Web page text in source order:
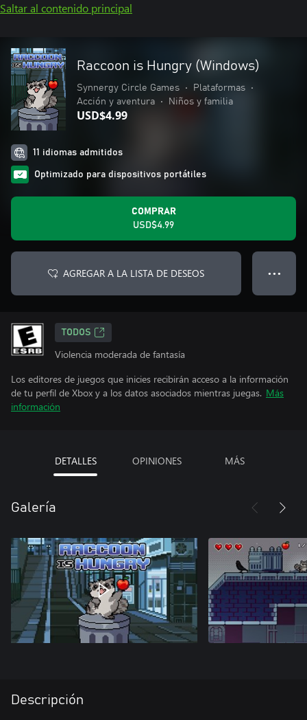
Saltar al contenido principal
Raccoon is Hungry (Windows)
Synnergy Circle Games • Plataformas
•
Acción y aventura
• Niños y familia
USD$4.99
11 idiomas admitidos
Optimizado para dispositivos portátiles
COMPRAR
USD$4.99
AGREGAR A LA LISTA DE DESEOS ● ● ●
TODOS
Violencia moderada de fantasía
Los editores de juegos que inicies recibirán acceso a la información
de tu perfil de Xbox y a los datos asociados mientras juegas. Más
información
DETALLES OPINIONES MÁS
Galería
Descripción